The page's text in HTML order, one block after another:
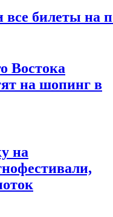
билеты на
Востока
на шопинг в
на